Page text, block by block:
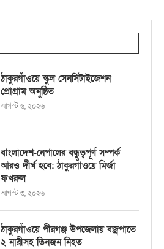
ঠাকুরগাঁওয়ে স্কুল সেনসিটাইজেশন
প্রোগ্রাম অনুষ্ঠিত
আগস্ট ৬, ২০২৬
বাংলাদেশ-নেপালের বন্ধুত্বপূর্ণ সম্পর্ক
আরও দীর্ঘ হবে: ঠাকুরগাঁওয়ে মির্জা
ফখরুল
আগস্ট ৩, ২০২৬
ঠাকুরগাঁওয়ে পীরগঞ্জ উপজেলায় বজ্রপাতে
২ নারীসহ তিনজন নিহত